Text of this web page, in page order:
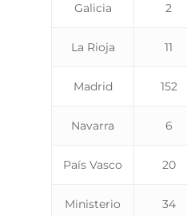
Galicia 2
La Rioja 11
Madrid 152
Navarra 6
País Vasco 20
Ministerio 34